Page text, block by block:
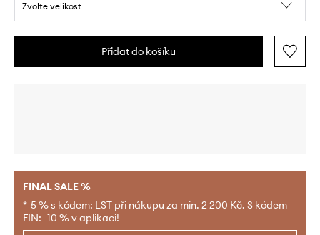
Zvolte velikost
Přidat do košíku
FINAL SALE %
*-5 % s kódem: LST při nákupu za min. 2 200 Kč. S kódem
FIN: -10 % v aplikaci!